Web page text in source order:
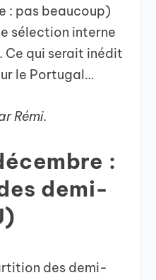
: pas beaucoup)
sélection interne
Ce qui serait inédit
le Portugal…
Rémi.
:
demi-
des demi-